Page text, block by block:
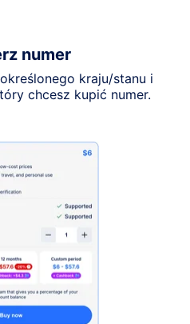
numer
kraju/stanu i
chcesz kupić numer.